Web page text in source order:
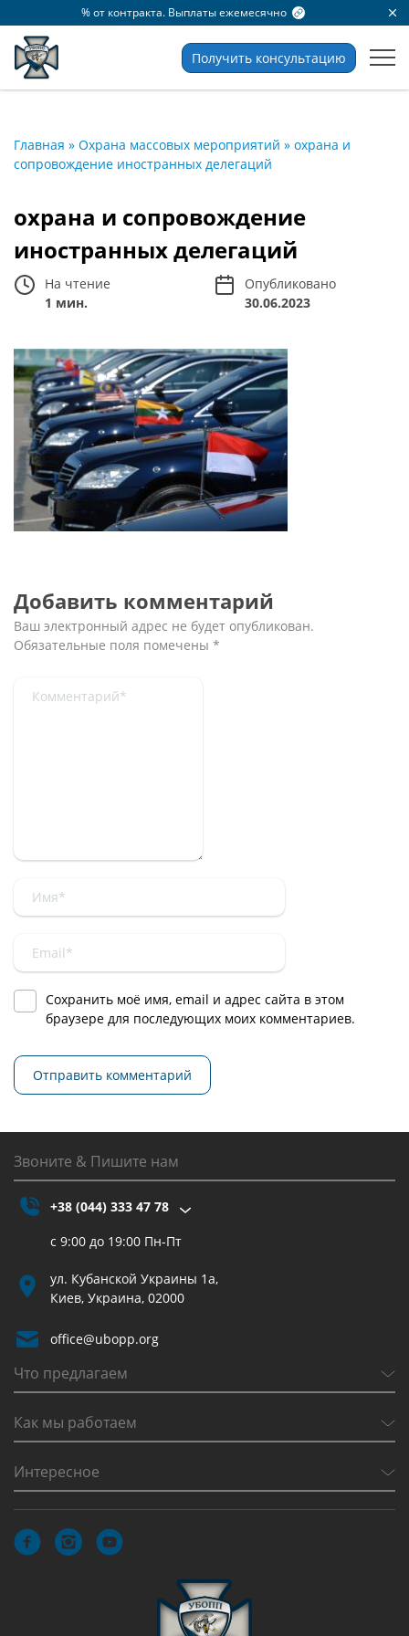
% от контракта. Выплаты ежемесячно
Получить консультацию
Главная » Охрана массовых мероприятий » охрана и
сопровождение иностранных делегаций
охрана и сопровождение
иностранных делегаций
На чтение
1 мин.
Опубликовано
30.06.2023
Добавить комментарий
Ваш электронный адрес не будет опубликован.
Обязательные поля помечены *
Сохранить моё имя, email и адрес сайта в этом
браузере для последующих моих комментариев.
Звоните & Пишите нам
+38 (044) 333 47 78
с 9:00 до 19:00 Пн-Пт
ул. Кубанской Украины 1а,
Киев, Украина, 02000
office@ubopp.org
Что предлагаем
Как мы работаем
Интересное